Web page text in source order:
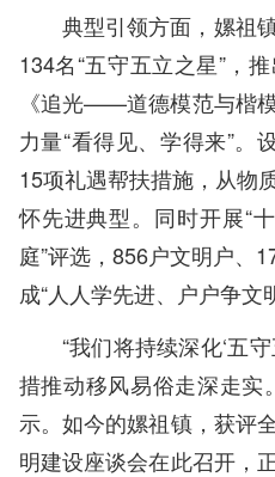
典型引领方面，嫘祖
134名“五守五立之星”，
《追光——道德模范与楷
力量“看得见、学得来”。
15项礼遇帮扶措施，从物
怀先进典型。同时开展“
庭”评选，856户文明户、
成“人人学先进、户户争文
“我们将持续深化‘五
措推动移风易俗走深走实
示。如今的嫘祖镇，获评
明建设座谈会在此召开，